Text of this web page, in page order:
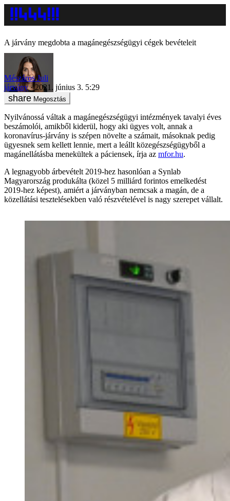
A járvány megdobta a magánegészségügyi cégek bevételeit
Mészáros Juli
járvány
2021. június 3. 5:29
Megosztás
Nyilvánossá váltak a magánegészségügyi intézmények tavalyi éves
beszámolói, amikből kiderül, hogy aki ügyes volt, annak a
koronavírus-járvány is szépen növelte a számait, másoknak pedig
ügyesnek sem kellett lennie, mert a leállt közegészségügyből a
magánellátásba menekültek a páciensek, írja az mfor.hu.
A legnagyobb árbevételt 2019-hez hasonlóan a Synlab
Magyarország produkálta (közel 5 milliárd forintos emelkedést
2019-hez képest), amiért a járványban nemcsak a magán, de a
közellátási tesztelésekben való részvételével is nagy szerepet vállalt.